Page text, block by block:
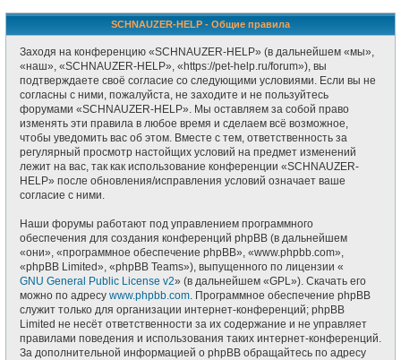
SCHNAUZER-HELP - Общие правила
Заходя на конференцию «SCHNAUZER-HELP» (в дальнейшем «мы»,
«наш», «SCHNAUZER-HELP», «https://pet-help.ru/forum»), вы
подтверждаете своё согласие со следующими условиями. Если вы не
согласны с ними, пожалуйста, не заходите и не пользуйтесь
форумами «SCHNAUZER-HELP». Мы оставляем за собой право
изменять эти правила в любое время и сделаем всё возможное,
чтобы уведомить вас об этом. Вместе с тем, ответственность за
регулярный просмотр настойщих условий на предмет изменений
лежит на вас, так как использование конференции «SCHNAUZER-
HELP» после обновления/исправления условий означает ваше
согласие с ними.
Наши форумы работают под управлением программного
обеспечения для создания конференций phpBB (в дальнейшем
«они», «программное обеспечение phpBB», «www.phpbb.com»,
«phpBB Limited», «phpBB Teams»), выпущенного по лицензии «
GNU General Public License v2» (в дальнейшем «GPL»). Скачать его
можно по адресу www.phpbb.com. Программное обеспечение phpBB
служит только для организации интернет-конференций; phpBB
Limited не несёт ответственности за их содержание и не управляет
правилами поведения и использования таких интернет-конференций.
За дополнительной информацией о phpBB обращайтесь по адресу